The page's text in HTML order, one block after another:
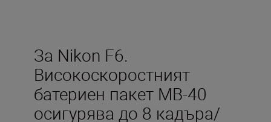
За Nikon F6.
Високоскоростният
батериен пакет MB-40
осигурява до 8 кадъра/